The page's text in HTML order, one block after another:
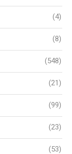
(4)
(8)
(548)
(21)
(99)
(23)
(53)